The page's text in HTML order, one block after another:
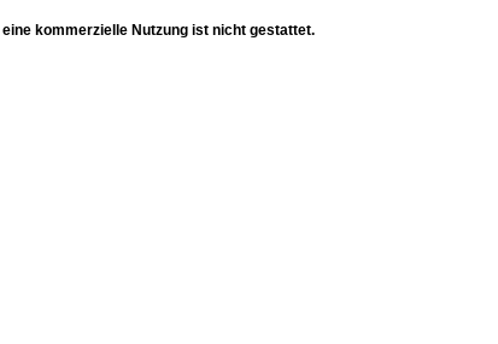
eine kommerzielle Nutzung ist nicht gestattet.